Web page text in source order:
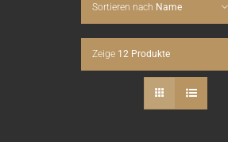
Sortieren nach Name
Zeige 12 Produkte